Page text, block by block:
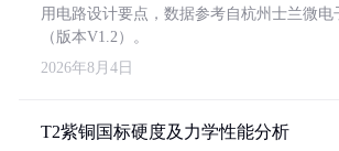
用电路设计要点，数据参考自杭州士兰微电
（版本V1.2）。
2026年8月4日
T2紫铜国标硬度及力学性能分析